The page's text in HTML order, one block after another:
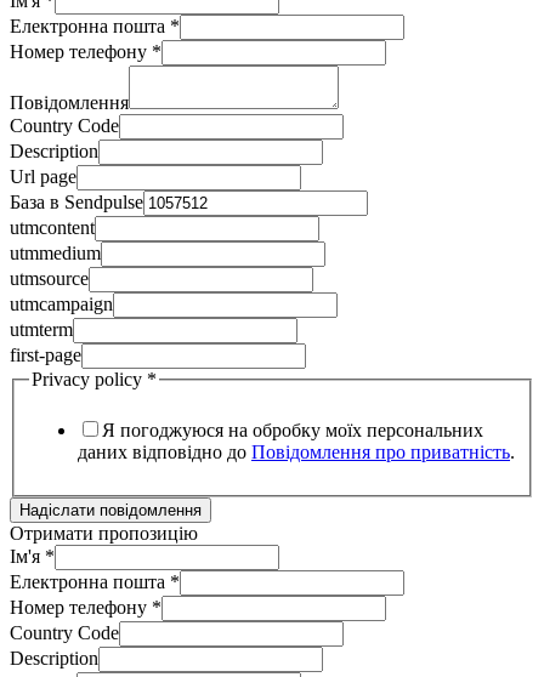
Електронна пошта *
Номер телефону *
Повідомлення
Country Code
Description
Url page
База в Sendpulse
utmcontent
utmmedium
utmsource
utmcampaign
utmterm
first-page
Privacy policy *
Я погоджуюся на обробку моїх персональних
даних відповідно до Повідомлення про приватність.
Надіслати повідомлення
Отримати пропозицію
Ім'я *
Електронна пошта *
Номер телефону *
Country Code
Description